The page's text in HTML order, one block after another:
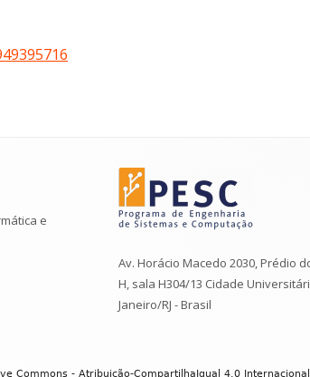
e
Av. Horácio Macedo 2030, Prédio
H, sala H304/13 Cidade
Janeiro/RJ - Brasil
Commons - Atribuição-CompartilhaIgual 4.0 Internacional